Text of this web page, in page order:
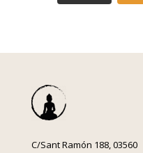
C/Sant Ramón 188, 03560